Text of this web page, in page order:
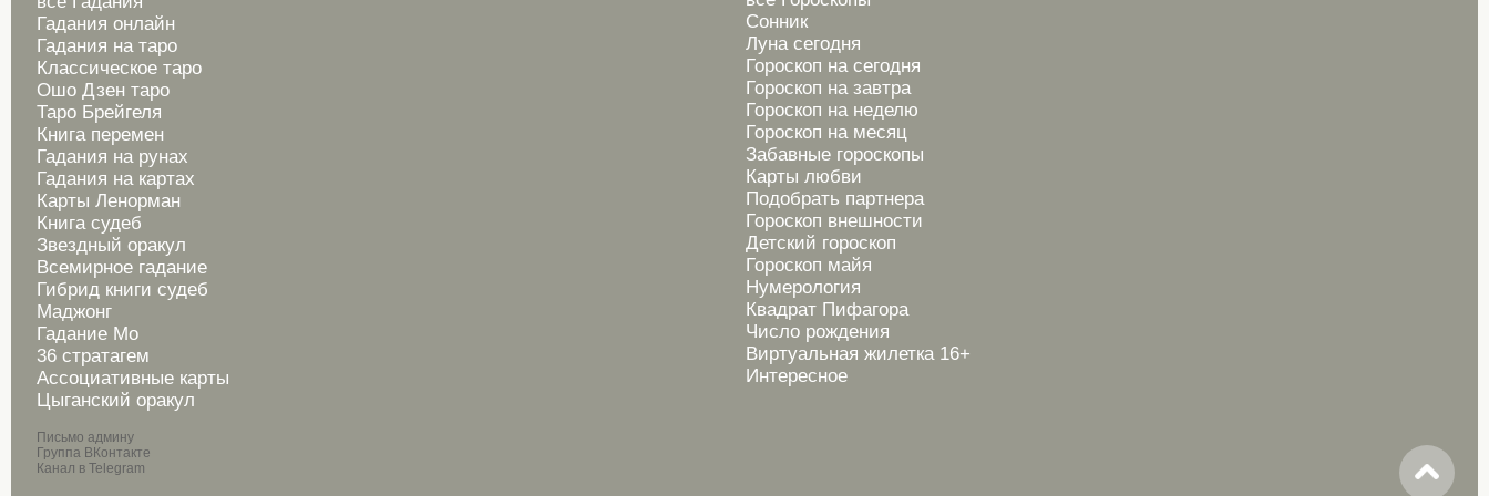
Гадания онлайн
Гадания на таро
Классическое таро
Ошо Дзен таро
Таро Брейгеля
Книга перемен
Гадания на рунах
Гадания на картах
Карты Ленорман
Книга судеб
Звездный оракул
Всемирное гадание
Гибрид книги судеб
Маджонг
Гадание Мо
36 стратагем
Ассоциативные карты
Цыганский оракул
Письмо админу
Группа ВКонтакте
Канал в Telegram
Сонник
Луна сегодня
Гороскоп на сегодня
Гороскоп на завтра
Гороскоп на неделю
Гороскоп на месяц
Забавные гороскопы
Карты любви
Подобрать партнера
Гороскоп внешности
Детский гороскоп
Гороскоп майя
Нумерология
Квадрат Пифагора
Число рождения
Виртуальная жилетка 16+
Интересное